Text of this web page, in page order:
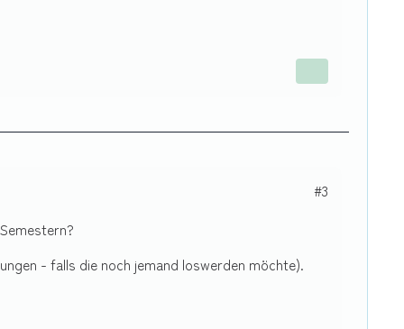
#3
- falls die noch jemand loswerden möchte).